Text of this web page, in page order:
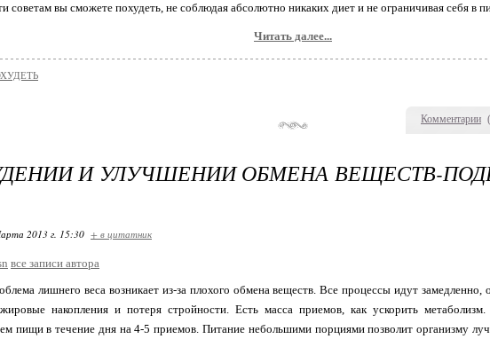
Комментарии (
советам вы сможете похудеть, не соблюдая абсолютно никаких диет и не ограничивая себя в
Читать далее...
И УЛУЧШЕНИИ ОБМЕНА ВЕЩЕСТВ-
2013 г. 15:30 + в цитатник
все записи автора
лишнего веса возникает из-за плохого обмена веществ. Все процессы идут замедленно,
накопления и потеря стройности. Есть масса приемов, как ускорить
пищи в течение дня на 4-5 приемов. Питание небольшими порциями позволит организму